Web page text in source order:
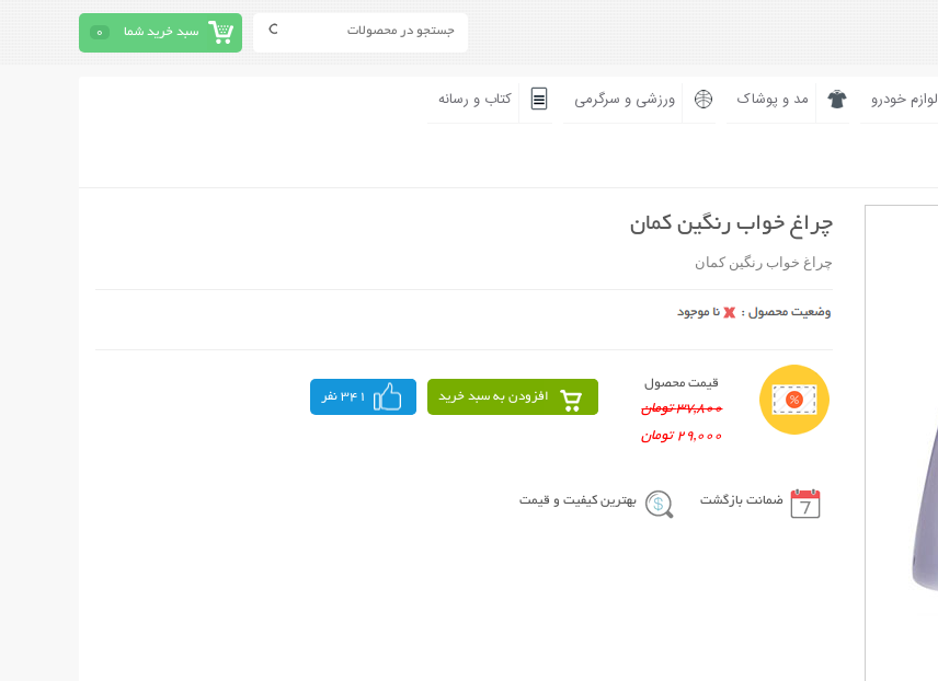
سبد خرید شما 0
لوازم خودرو مد و پوشاک ورزشی و سرگرمی کتاب و رسانه
چراغ خواب رنگین کمان
چراغ خواب رنگین کمان
قیمت محصول
37,800 تومان
29,000 تومان
افزودن به سبد خرید 341 نفر
ضمانت بازگشت بهترین کیفیت و قیمت